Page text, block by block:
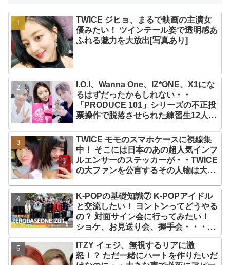
TWICE ジヒョ、まるで映画の主演女
優みたい！ ツインテール姿で透明感あ
ふれる魅力を大放出[写真あり]
I.O.I、Wanna One、IZ*ONE、X1にな
るはずだったかもしれない・・
「PRODUCE 101」シリーズの不正投
票操作で脱落させられた練習生12人の
TWICE モモのスマホケースに視線集
中！ そこには日本のあの超人気インフ
ルエンサーのステッカーが・・TWICE
の大ファンを公言するその人物は大よ
と話題沸騰
K-POPの基礎知識⑦ K-POPアイドル
と交流したい！ ヨントンってどうやる
の？ 対面サイン会に行ってみたい！
ショケ、お見送り会、握手会・・・リ
リースイベントあれこれを紹介
ITZY イェジ、無視するリアに激
怒！？ ただ一緒にハートを作りたいだ